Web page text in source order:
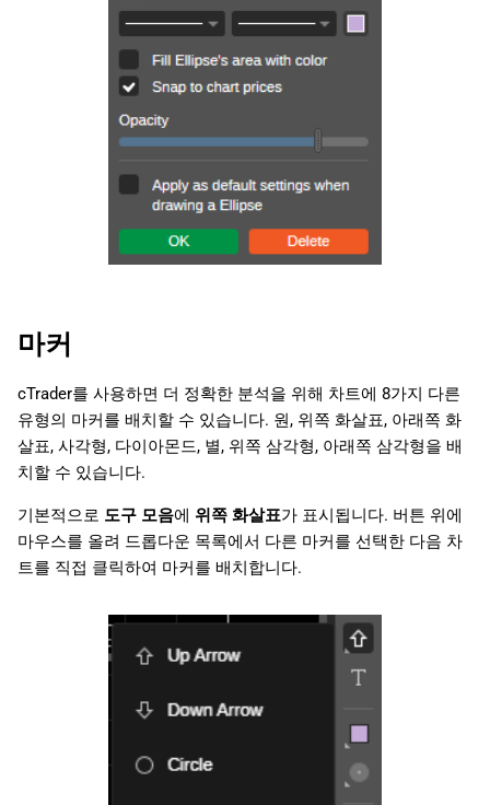
마커
cTrader를 사용하면 더 정확한 분석을 위해 차트에 8가지 다른
유형의 마커를 배치할 수 있습니다. 원, 위쪽 화살표, 아래쪽 화
살표, 사각형, 다이아몬드, 별, 위쪽 삼각형, 아래쪽 삼각형을 배
치할 수 있습니다.
기본적으로 도구 모음에 위쪽 화살표가 표시됩니다. 버튼 위에
마우스를 올려 드롭다운 목록에서 다른 마커를 선택한 다음 차
트를 직접 클릭하여 마커를 배치합니다.